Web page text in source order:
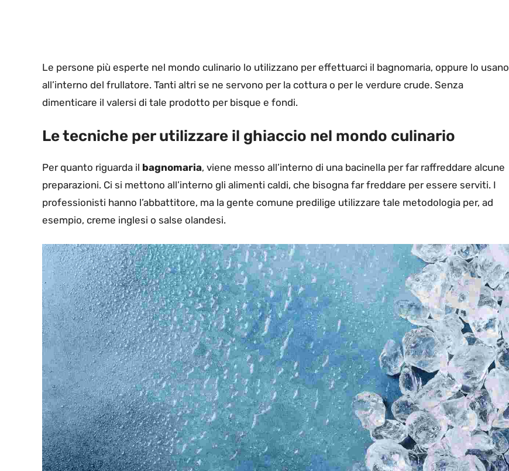
Le persone più esperte nel mondo culinario lo utilizzano per effettuarci il bagnomaria, oppure lo usano
all’interno del frullatore. Tanti altri se ne servono per la cottura o per le verdure crude. Senza
dimenticare il valersi di tale prodotto per bisque e fondi.
Le tecniche per utilizzare il ghiaccio nel mondo culinario
Per quanto riguarda il bagnomaria, viene messo all’interno di una bacinella per far raffreddare alcune
preparazioni. Ci si mettono all’interno gli alimenti caldi, che bisogna far freddare per essere serviti. I
professionisti hanno l’abbattitore, ma la gente comune predilige utilizzare tale metodologia per, ad
esempio, creme inglesi o salse olandesi.